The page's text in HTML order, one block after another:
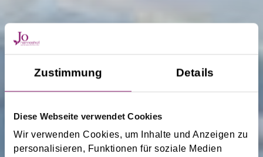
Zustimmung Details
Diese Webseite verwendet Cookies
Wir verwenden Cookies, um Inhalte und Anzeigen zu
personalisieren, Funktionen für soziale Medien